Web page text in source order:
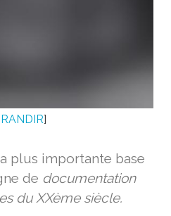
]
plus importante base
de documentation
du XXème siècle.